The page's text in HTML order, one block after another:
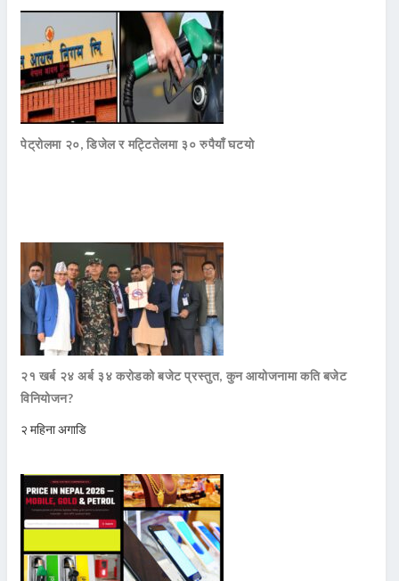
पेट्रोलमा २०, डिजेल र मट्टितेलमा ३० रुपैयाँ घटयो
२१ खर्ब २४ अर्ब ३४ करोडको बजेट प्रस्तुत, कुन आयोजनामा कति बजेट
विनियोजन?
२ महिना अगाडि